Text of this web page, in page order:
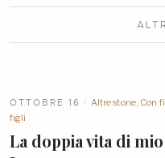
OTTOBRE 16 Altre storie Con
figli
La doppia vita di